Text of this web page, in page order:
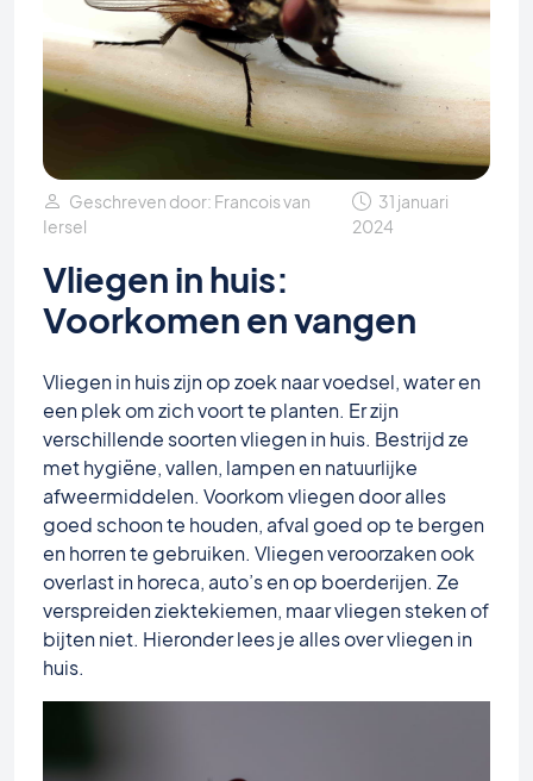
Geschreven door: Francois van
Iersel
31 januari
2024
Vliegen in huis:
Voorkomen en vangen
Vliegen in huis zijn op zoek naar voedsel, water en
een plek om zich voort te planten. Er zijn
verschillende soorten vliegen in huis. Bestrijd ze
met hygiëne, vallen, lampen en natuurlijke
afweermiddelen. Voorkom vliegen door alles
goed schoon te houden, afval goed op te bergen
en horren te gebruiken. Vliegen veroorzaken ook
overlast in horeca, auto’s en op boerderijen. Ze
verspreiden ziektekiemen, maar vliegen steken of
bijten niet. Hieronder lees je alles over vliegen in
huis.